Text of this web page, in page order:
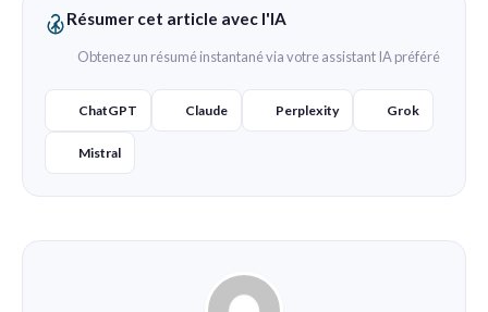
Résumer cet article avec l'IA
Obtenez un résumé instantané via votre assistant IA préféré
ChatGPT Claude Perplexity Grok
Mistral